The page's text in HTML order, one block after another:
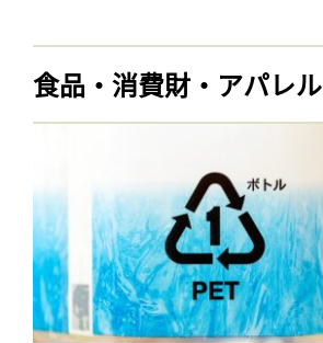
食品・消費財・アパレル